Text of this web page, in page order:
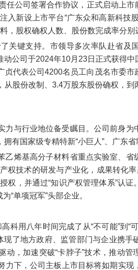
任公司签署合作协议，正式启动上
新设上市平台“广东众和高新科技
，股权确权人数、股份数完成率分别
关键支持。市领导多次率队赴省及
公司于2024年10月23日正式获得
代表公司4200名员工向茂名市委
股份改制、3.4万股东股份确权，
与行业地位备受瞩目。公司前身为
有国家级专精特新“小巨人”、广东省
烯基高分子材料省重点实验室、
权技术的研发与产业化，成果转化
，并通过“知识产权管理体系”认
“单项冠军”头部企业。
科用八年时间完成了从“不可能”到“
了地方政府、监管部门与企业携手
，加速突破“卡脖子”技术，推动
下，公司主板上市目标将如期实现